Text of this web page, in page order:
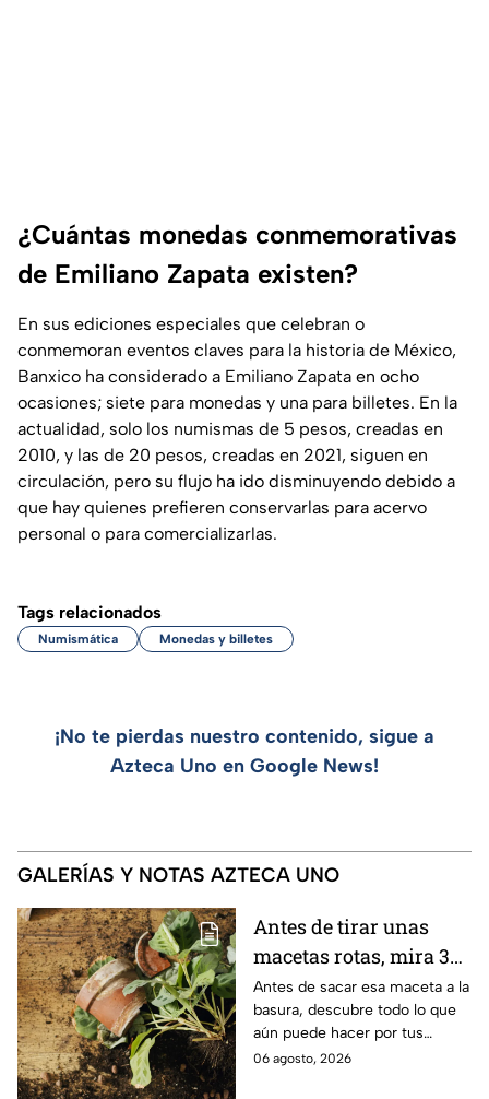
¿Cuántas monedas conmemorativas
de Emiliano Zapata existen?
En sus ediciones especiales que celebran o
conmemoran eventos claves para la historia de México,
Banxico ha considerado a Emiliano Zapata en ocho
ocasiones; siete para monedas y una para billetes. En la
actualidad, solo los numismas de 5 pesos, creadas en
2010, y las de 20 pesos, creadas en 2021, siguen en
circulación, pero su flujo ha ido disminuyendo debido a
que hay quienes prefieren conservarlas para acervo
personal o para comercializarlas.
Tags relacionados
Numismática Monedas y billetes
¡No te pierdas nuestro contenido, sigue a
Azteca Uno en Google News!
GALERÍAS Y NOTAS AZTECA UNO
Antes de tirar unas
macetas rotas, mira 3
ideas de cómo pueden
cambiar tu jardín
Antes de sacar esa maceta a la
basura, descubre todo lo que
aún puede hacer por tus
plantas
06 agosto, 2026